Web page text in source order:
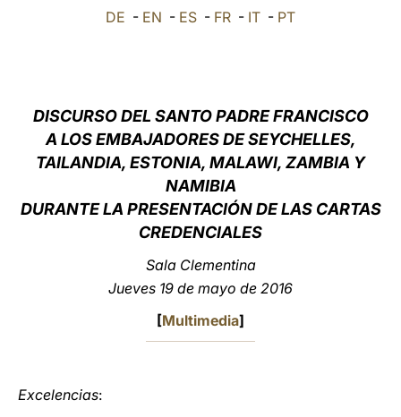
العربيّة DE - EN - ES - FR - IT - PT
DISCURSO DEL SANTO PADRE FRANCISCO
A LOS EMBAJADORES DE SEYCHELLES,
TAILANDIA, ESTONIA, MALAWI, ZAMBIA Y
NAMIBIA
DURANTE LA PRESENTACIÓN DE LAS CARTAS
CREDENCIALES
Sala Clementina
Jueves 19 de mayo de 2016
[Multimedia]
Excelencias: